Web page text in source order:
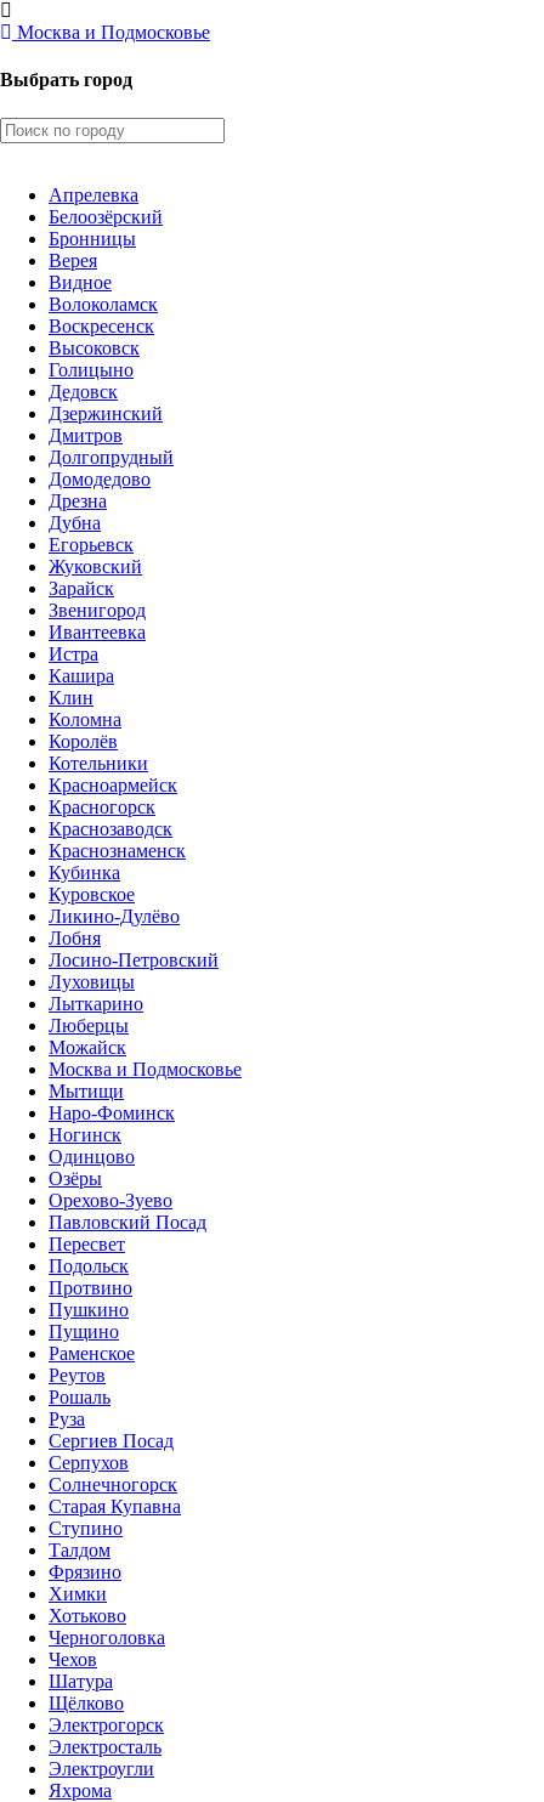
Москва и Подмосковье
Выбрать город
Апрелевка
Белоозёрский
Бронницы
Верея
Видное
Волоколамск
Воскресенск
Высоковск
Голицыно
Дедовск
Дзержинский
Дмитров
Долгопрудный
Домодедово
Дрезна
Дубна
Егорьевск
Жуковский
Зарайск
Звенигород
Ивантеевка
Истра
Кашира
Клин
Коломна
Королёв
Котельники
Красноармейск
Красногорск
Краснозаводск
Краснознаменск
Кубинка
Куровское
Ликино-Дулёво
Лобня
Лосино-Петровский
Луховицы
Лыткарино
Люберцы
Можайск
Москва и Подмосковье
Мытищи
Наро-Фоминск
Ногинск
Одинцово
Озёры
Орехово-Зуево
Павловский Посад
Пересвет
Подольск
Протвино
Пушкино
Пущино
Раменское
Реутов
Рошаль
Руза
Сергиев Посад
Серпухов
Солнечногорск
Старая Купавна
Ступино
Талдом
Фрязино
Химки
Хотьково
Черноголовка
Чехов
Шатура
Щёлково
Электрогорск
Электросталь
Электроугли
Яхрома